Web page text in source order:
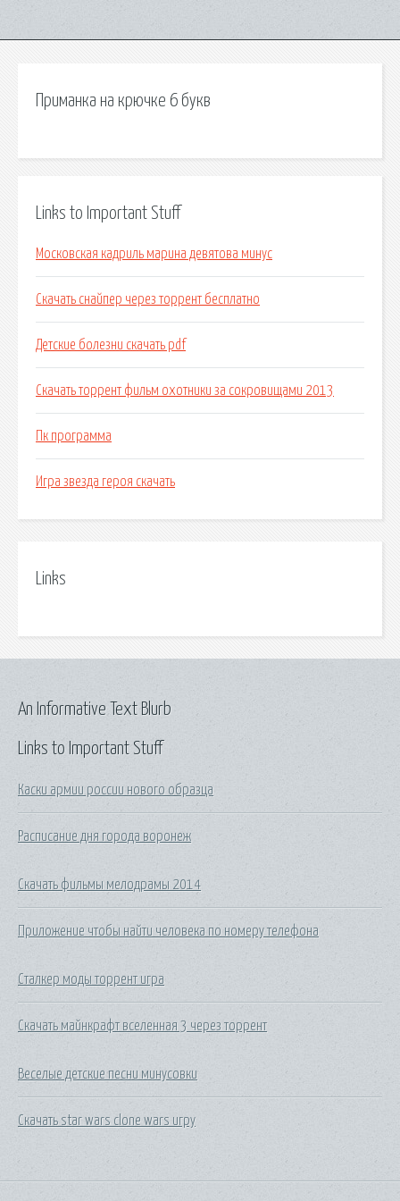
Приманка на крючке 6 букв
Links to Important Stuff
Московская кадриль марина девятова минус
Скачать снайпер через торрент бесплатно
Детские болезни скачать pdf
Скачать торрент фильм охотники за сокровищами 2013
Пк программа
Игра звезда героя скачать
Links
Links to Important Stuff
Каски армии россии нового образца
Расписание дня города воронеж
Скачать фильмы мелодрамы 2014
Приложение чтобы найти человека по номеру телефона
Сталкер моды торрент игра
Скачать майнкрафт вселенная 3 через торрент
Веселые детские песни минусовки
Скачать star wars clone wars игру
An Informative Text Blurb